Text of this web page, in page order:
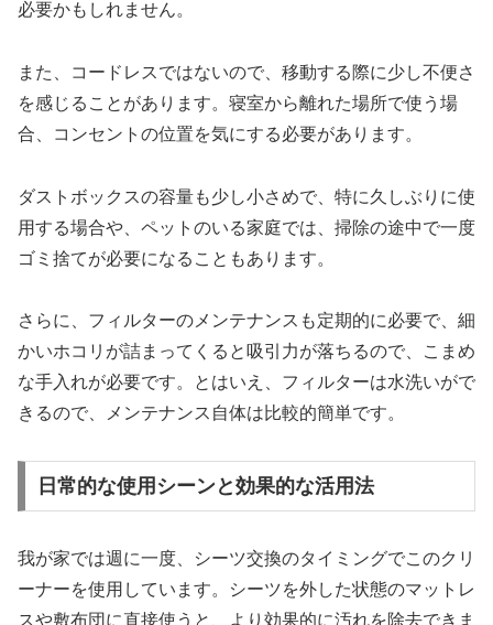
必要かもしれません。
また、コードレスではないので、移動する際に少し不便さ
を感じることがあります。寝室から離れた場所で使う場
合、コンセントの位置を気にする必要があります。
ダストボックスの容量も少し小さめで、特に久しぶりに使
用する場合や、ペットのいる家庭では、掃除の途中で一度
ゴミ捨てが必要になることもあります。
さらに、フィルターのメンテナンスも定期的に必要で、細
かいホコリが詰まってくると吸引力が落ちるので、こまめ
な手入れが必要です。とはいえ、フィルターは水洗いがで
きるので、メンテナンス自体は比較的簡単です。
日常的な使用シーンと効果的な活用法
我が家では週に一度、シーツ交換のタイミングでこのクリ
ーナーを使用しています。シーツを外した状態のマットレ
スや敷布団に直接使うと、より効果的に汚れを除去できま